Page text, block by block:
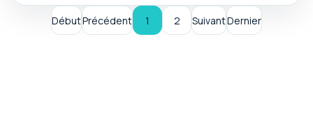
DébutPrécédent 1 2 SuivantDernier